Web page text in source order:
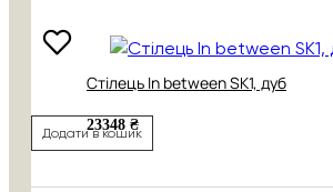
Cтілець In between SK1, дуб
23348 ₴
Додати в кошик